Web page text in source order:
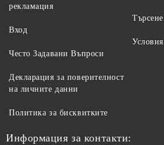
рекламация
Вход
Често Задавани Въпроси
Търсене
Декларация за поверителност
на личните данни
Политика за бисквитките
Информация за контакти: